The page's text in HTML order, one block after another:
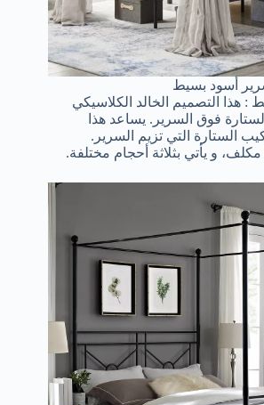
أسود بسيط
هذا التصميم الخالد الكلاسيكي
فوق السرير. يساعد هذا
الستارة التي تزيم السرير.
مكلف، و يأتي بثلاثة أحجام مختلفة.